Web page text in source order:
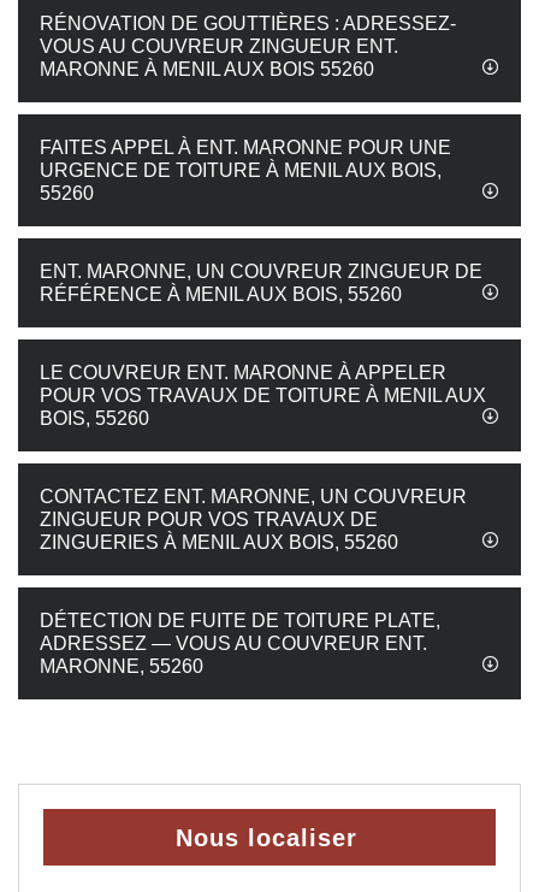
RÉNOVATION DE GOUTTIÈRES : ADRESSEZ-
VOUS AU COUVREUR ZINGUEUR ENT.
MARONNE À MENIL AUX BOIS 55260
FAITES APPEL À ENT. MARONNE POUR UNE
URGENCE DE TOITURE À MENIL AUX BOIS,
55260
ENT. MARONNE, UN COUVREUR ZINGUEUR DE
RÉFÉRENCE À MENIL AUX BOIS, 55260
LE COUVREUR ENT. MARONNE À APPELER
POUR VOS TRAVAUX DE TOITURE À MENIL AUX
BOIS, 55260
CONTACTEZ ENT. MARONNE, UN COUVREUR
ZINGUEUR POUR VOS TRAVAUX DE
ZINGUERIES À MENIL AUX BOIS, 55260
DÉTECTION DE FUITE DE TOITURE PLATE,
ADRESSEZ — VOUS AU COUVREUR ENT.
MARONNE, 55260
Nous localiser